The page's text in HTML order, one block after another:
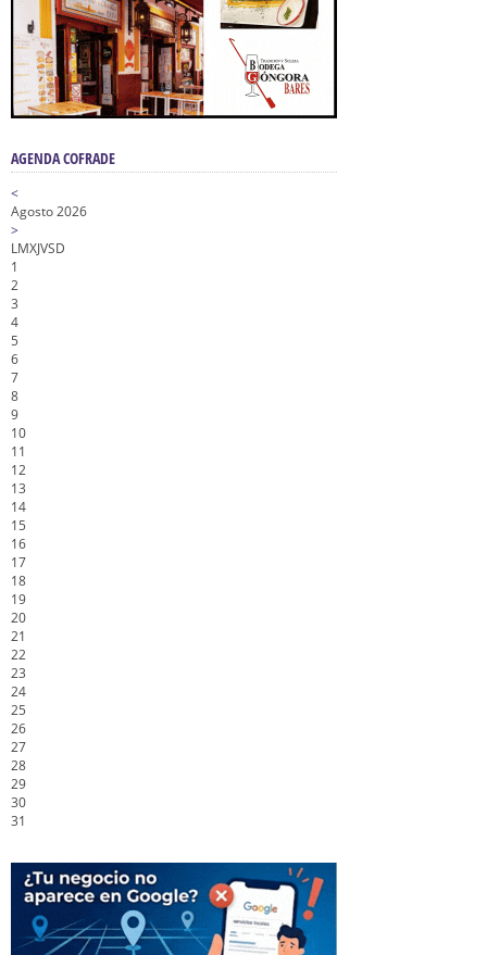
AGENDA COFRADE
<
Agosto 2026
>
LMXJVSD
1
2
3
4
5
6
7
8
9
10
11
12
13
14
15
16
17
18
19
20
21
22
23
24
25
26
27
28
29
30
31